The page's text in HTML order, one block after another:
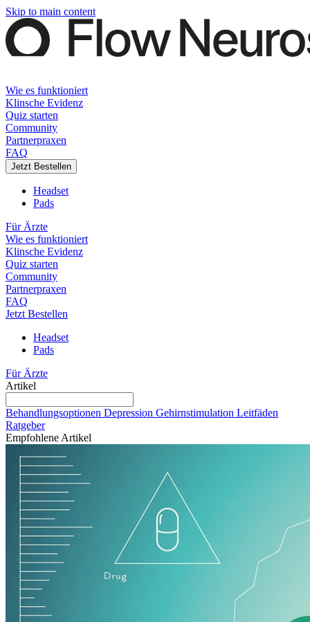
Skip to main content
Wie es funktioniert
Klinsche Evidenz
Quiz starten
Community
Partnerpraxen
FAQ
Jetzt Bestellen
Headset
Pads
Für Ärzte
Wie es funktioniert
Klinsche Evidenz
Quiz starten
Community
Partnerpraxen
FAQ
Jetzt Bestellen
Headset
Pads
Für Ärzte
Artikel
Behandlungsoptionen Depression Gehirnstimulation Leitfäden
Ratgeber
Empfohlene Artikel